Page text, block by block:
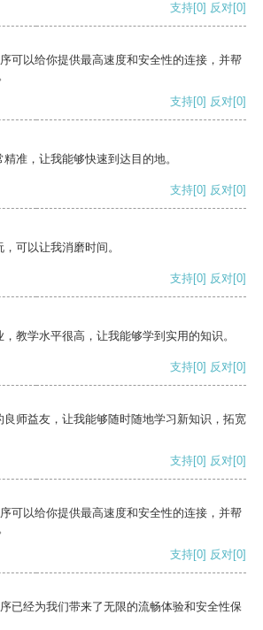
支持[0] 反对[0]
可以给你提供最高速度和安全性的连接，并帮
支持[0] 反对[0]
准，让我能够快速到达目的地。
支持[0] 反对[0]
可以让我消磨时间。
支持[0] 反对[0]
教学水平很高，让我能够学到实用的知识。
支持[0] 反对[0]
师益友，让我能够随时随地学习新知识，拓宽
支持[0] 反对[0]
可以给你提供最高速度和安全性的连接，并帮
支持[0] 反对[0]
已经为我们带来了无限的流畅体验和安全性保